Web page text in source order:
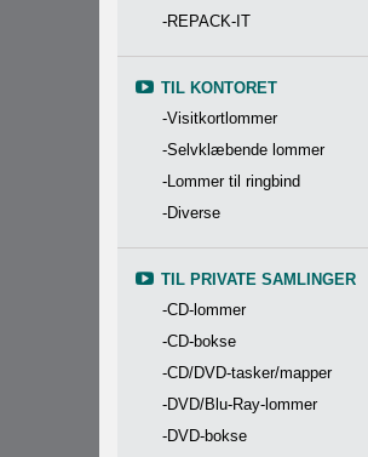
-REPACK-IT
TIL KONTORET
-Visitkortlommer
-Selvklæbende lommer
-Lommer til ringbind
-Diverse
TIL PRIVATE SAMLINGER
-CD-lommer
-CD-bokse
-CD/DVD-tasker/mapper
-DVD/Blu-Ray-lommer
-DVD-bokse